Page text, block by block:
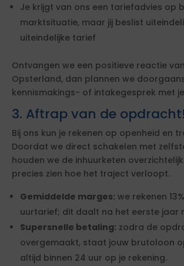
Je krijgt van ons een tariefadvies op
marktsituatie, maar jij beslist
uiteindelijke tarief
Ontvangen we een positieve reactie
Opsterland, dan plannen we
kennismakings- of intakegesprek met
3. Aftrap van de opdracht!
Bij ons kun je rekenen op openheid en
Doordat we direct schakelen met
houden we de inhuurketen
precies zien hoe het traject verloopt.
Gemiddelde marges: we rekenen
uurtarief; dit daalt na het eerste jaar
Supersnelle betaling: zodra de
overgemaakt, staat jouw brutoloon
altijd binnen 24 uur op je rekening.